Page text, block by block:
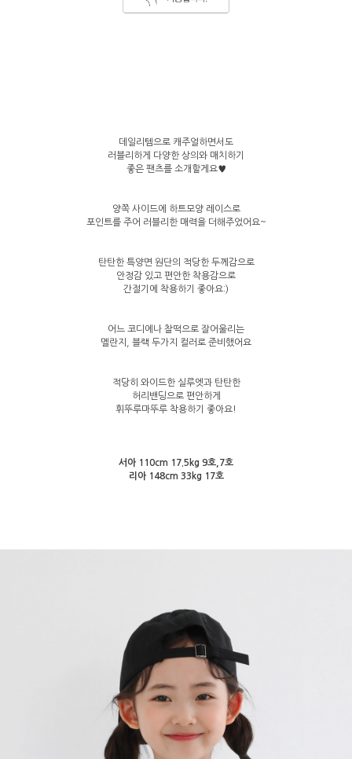
데일리템으로 캐주얼하면서도
러블리하게 다양한 상의와 매치하기
좋은 팬츠를 소개할게요♥
양쪽 사이드에 하트모양 레이스로
포인트를 주어 러블리한 매력을 더해주었어요~
탄탄한 특양면 원단의 적당한 두께감으로
안정감 있고 편안한 착용감으로
간절기에 착용하기 좋아요:)
어느 코디에나 찰떡으로 잘어울리는
멜란지, 블랙 두가지 컬러로 준비했어요
적당히 와이드한 실루엣과 탄탄한
허리밴딩으로 편안하게
휘뚜루마뚜루 착용하기 좋아요!
서아 110cm 17.5kg 9호,7호
리아 148cm 33kg 17호